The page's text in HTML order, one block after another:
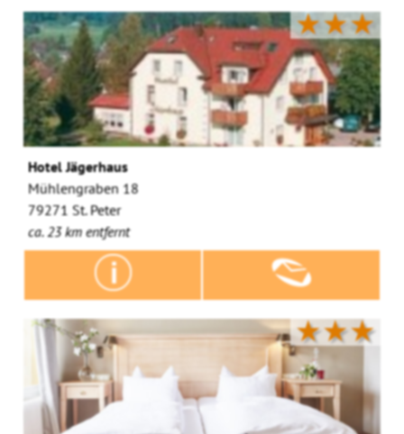
★★★
Hotel Jägerhaus
Mühlengraben 18
79271 St. Peter
ca. 23 km entfernt
★★★